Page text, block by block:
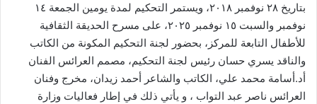
بتاريخ ٢٨ نوفمبر ٢٠١٨، ويستمر التحكيم لمدة يومين الجمعة ١٤
نوفمبر والسبت ١٥ نوفمبر ٢٠٢٥، على مسرح الحديقة الثقافية
للأطفال التابعة للمركز، بحضور لجنة التحكيم المكونة من الكاتب
والناقد يسري حسان رئيس لجنة التحكيم، مصمم العرائس الفنان
أد.أسامة محمد علي، الكاتب والشاعر أحمد زيدان، مخرج وفنان
العرائس ناصر عبد التواب ، و يأتي ذلك في إطار فعاليات وزارة